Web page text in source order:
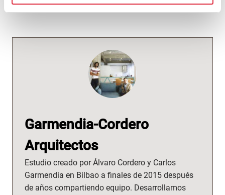
Garmendia-Cordero
Arquitectos
Estudio creado por Álvaro Cordero y Carlos
Garmendia en Bilbao a finales de 2015 después
de años compartiendo equipo. Desarrollamos